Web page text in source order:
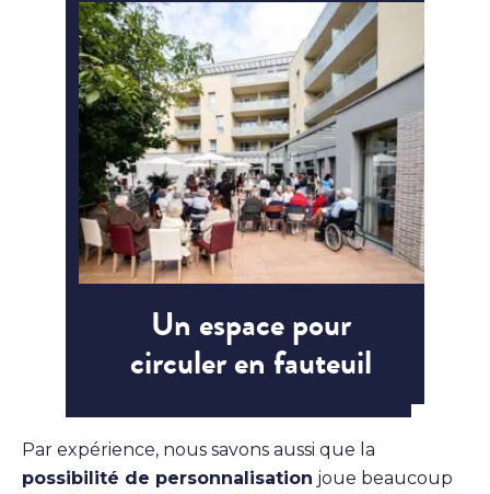
Un espace pour
circuler en fauteuil
Par expérience, nous savons aussi que la
possibilité de personnalisation joue beaucoup